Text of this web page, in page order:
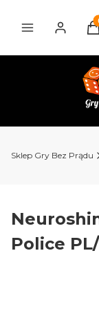
Sklep Gry Bez Prądu
Police